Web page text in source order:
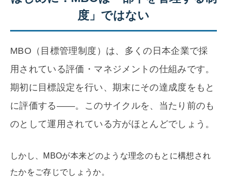
度」ではない
MBO（目標管理制度）は、多くの日本企業で採
用されている評価・マネジメントの仕組みです。
期初に目標設定を行い、期末にその達成度をもと
に評価する——。このサイクルを、当たり前のも
のとして運用されている方がほとんどでしょう。
しかし、MBOが本来どのような理念のもとに構想され
たかをご存じでしょうか。